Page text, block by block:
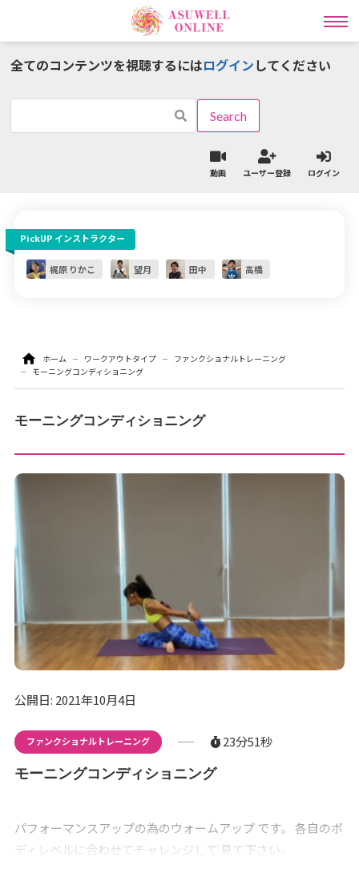
インストラクター一覧
ワークアウトタイプ一覧
ラディカル動画レッスン
ライブ
レッスン予約
パーソナル予約
お問い合わせ
お支払いについて
全てのコンテンツを視聴するにはログインしてください
動画 ユーザー登録 ログイン
PickUP インストラクター
梶原 りかこ 望月 田中 高橋
ホーム ワークアウトタイプ
ファンクショナルトレーニング
モーニングコンディショニング
モーニングコンディショニング
公開日: 2021年10月4日
ファンクショナルトレーニング 23分51秒
モーニングコンディショニング
パフォーマンスアップの為のウォームアップ です。 各自のボ
ディレベルに合わせてチャレンジして 見て下さい。